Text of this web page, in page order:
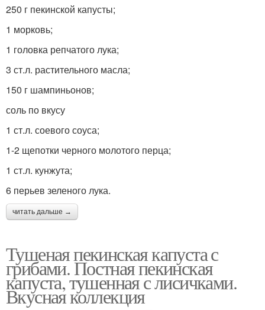
250 г пекинской капусты;
1 морковь;
1 головка репчатого лука;
3 ст.л. растительного масла;
150 г шампиньонов;
соль по вкусу
1 ст.л. соевого соуса;
1-2 щепотки черного молотого перца;
1 ст.л. кунжута;
6 перьев зеленого лука.
читать дальше →
Тушеная пекинская капуста с
грибами. Постная пекинская
капуста, тушенная с лисичками.
Вкусная коллекция